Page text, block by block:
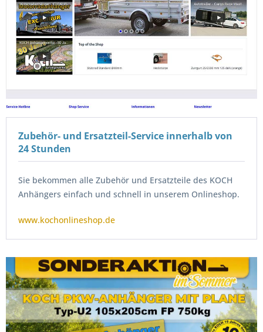
Zubehör- und Ersatzteil-Service innerhalb von
24 Stunden
Sie bekommen alle Zubehör und Ersatzteile des KOCH
Anhängers einfach und schnell in unserem Onlineshop.
www.kochonlineshop.de